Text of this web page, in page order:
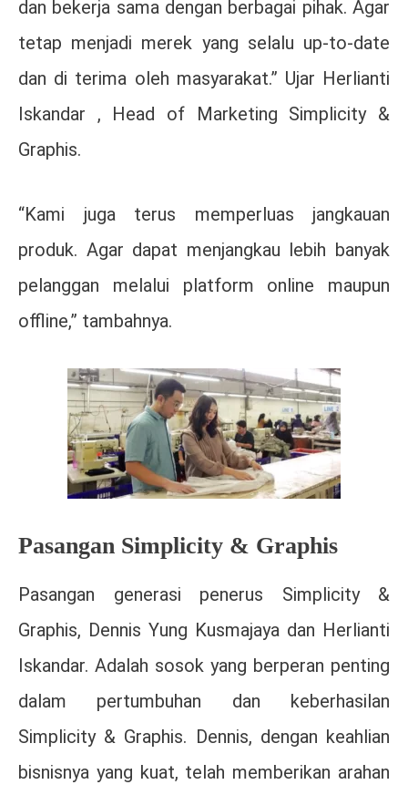
dan bekerja sama dengan berbagai pihak. Agar
tetap menjadi merek yang selalu up-to-date
dan di terima oleh masyarakat.” Ujar Herlianti
Iskandar , Head of Marketing Simplicity &
Graphis.
“Kami juga terus memperluas jangkauan
produk. Agar dapat menjangkau lebih banyak
pelanggan melalui platform online maupun
offline,” tambahnya.
Pasangan Simplicity & Graphis
Pasangan generasi penerus Simplicity &
Graphis, Dennis Yung Kusmajaya dan Herlianti
Iskandar. Adalah sosok yang berperan penting
dalam pertumbuhan dan keberhasilan
Simplicity & Graphis. Dennis, dengan keahlian
bisnisnya yang kuat, telah memberikan arahan